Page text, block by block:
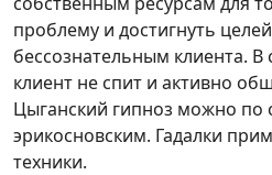
проблему и достигнуть
бессознательным клиента. В
клиент не спит и активно
Цыганский гипноз можно по
эрикосновским. Гадалки
техники.